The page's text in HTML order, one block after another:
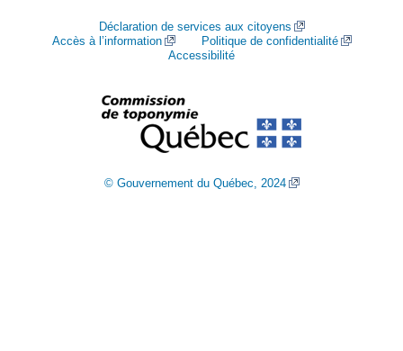
Déclaration de services aux citoyens
Accès à l’information
Politique de confidentialité
Accessibilité
© Gouvernement du Québec, 2024